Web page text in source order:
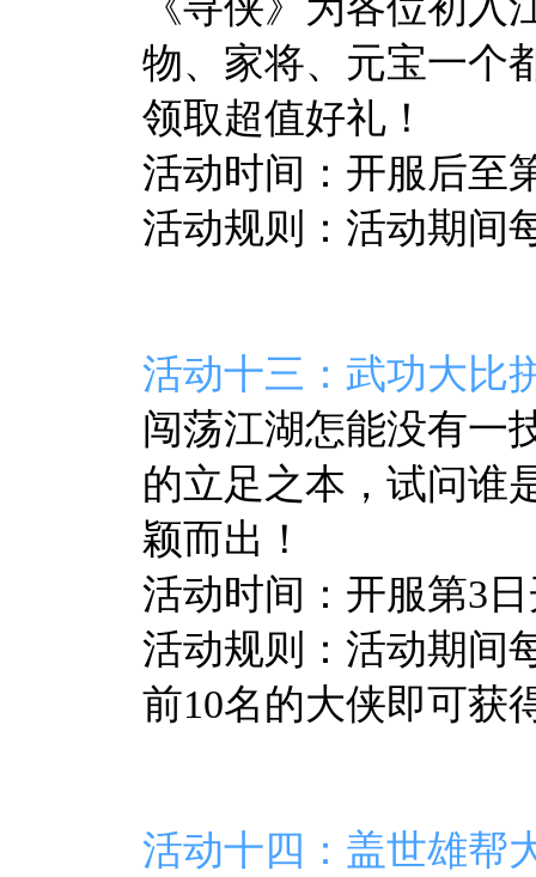
物、家将、元宝一个
领取超值好礼！
活动时间：开服后至
活动规则：活动期间
活动十三：武功大比
闯荡江湖怎能没有一
的立足之本，试问谁
颖而出！
活动时间：开服第3
活动规则：活动期间
前10名的大侠即可获
活动十四：盖世雄帮